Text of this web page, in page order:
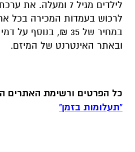
לילדים מגיל 7 ומעלה.
לרכוש בעמדות המכירה בכל
במחיר של 35 ₪, בנוסף
ובאתר האינטרנט של המיזם.
כל הפרטים ורשימת האתרים
"תעלומות בזמן"